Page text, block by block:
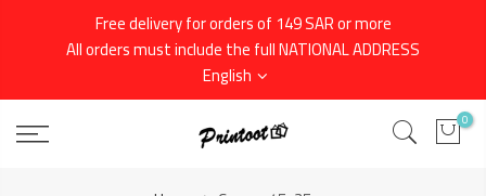
Free delivery for orders of 149 SAR or more
All orders must include the full NATIONAL ADDRESS
English
0